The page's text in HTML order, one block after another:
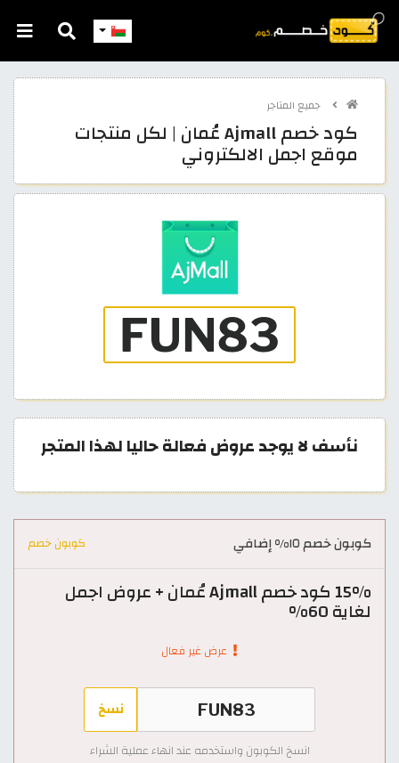
جميع المتاجر
كود خصم Ajmall عُمان | لكل منتجات
موقع اجمل الالكتروني
نأسف لا يوجد عروض فعالة حاليا لهذا المتجر
كوبون خصم ١٥% إضافي كوبون خصم
15% كود خصم Ajmall عُمان + عروض اجمل
لغاية 60%
عرض غير فعال
نسخ
انسخ الكوبون واستخدمه عند انهاء عملية الشراء